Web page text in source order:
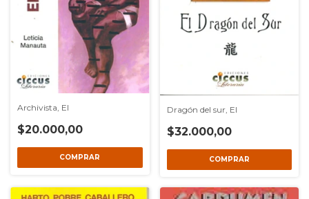
Archivista, El
$20.000,00
Dragón del sur, El
$32.000,00